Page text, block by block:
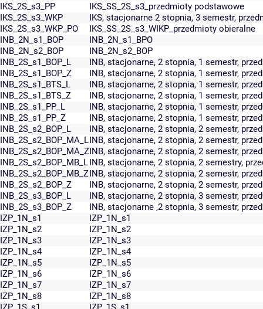
IKS_2S_s3_PP
IKS_SS_2S_s3_przedmioty podstawowe
IKS_2S_s3_WKP
IKS, stacjonarne 2 stopnia, 3 semestr,
IKS_2S_s3_WKP_PO
IKS_SS_2S_s3_WIKP_przedmioty obieralne
INB_2N_s1_BOP
INB_2N_s1_BPO
INB_2N_s2_BOP
INB_2N_s2_BOP
INB_2S_s1_BOP_L
INB, stacjonarne, 2 stopnia, 1 semestr,
INB_2S_s1_BOP_Z
INB, stacjonarne, 2 stopnia, 1 semestr,
INB_2S_s1_BTS_L
INB, stacjonarne, 2 stopnia, 1 semestr,
INB_2S_s1_BTS_Z
INB, stacjonarne, 2 stopnia, 1 semestr,
INB_2S_s1_PP_L
INB, stacjonarne, 2 stopnia, 1 semestr,
INB_2S_s1_PP_Z
INB, stacjonarne, 2 stopnia, 1 semestr,
INB_2S_s2_BOP_L
INB, stacjonarne, 2 stopnia, 2 semestr,
INB_2S_s2_BOP_MA_LINB, stacjonarne, 2 stopnia, 2 semestr,
INB_2S_s2_BOP_MA_ZINB, stacjonarne, 2 stopnia, 2 semestr,
INB_2S_s2_BOP_MB_LINB, stacjonarne, 2 stopnia, 2 semestry,
INB_2S_s2_BOP_MB_ZINB, stacjonarne, 2 stopnia, 2 semestr,
INB_2S_s2_BOP_Z
INB, stacjonarne, 2 stopnia, 2 semestr,
INB_2S_s3_BOP_L
INB, stacjonarne, 2 stopnia, 3 semestr,
INB_2S_s3_BOP_Z
INB, stacjonarne ,2 stopnia, 3 semestr,
IZP_1N_s1
IZP_1N_s1
IZP_1N_s2
IZP_1N_s2
IZP_1N_s3
IZP_1N_s3
IZP_1N_s4
IZP_1N_s4
IZP_1N_s5
IZP_1N_s5
IZP_1N_s6
IZP_1N_s6
IZP_1N_s7
IZP_1N_s7
IZP_1N_s8
IZP_1N_s8